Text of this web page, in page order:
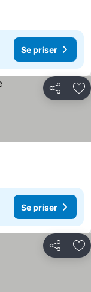
Se priser
Dela
Se priser
Dela